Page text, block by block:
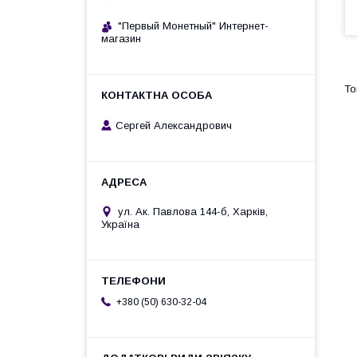
"Первый Монетный" Интернет-
магазин
Сергей Александрович
ул. Ак. Павлова 144-б, Харків,
Україна
+380 (50) 630-32-04